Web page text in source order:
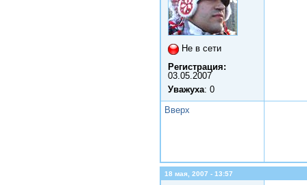
Не в сети
Регистрация:
03.05.2007
Уважуха: 0
Вверх
18 мая, 2007 - 13:57